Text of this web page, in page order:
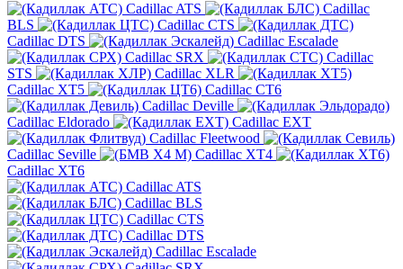
Cadillac ATS
Cadillac
BLS
Cadillac CTS
Cadillac DTS
Cadillac Escalade
Cadillac SRX
Cadillac
STS
Cadillac XLR
Cadillac XT5
Cadillac CT6
Cadillac Deville
Cadillac Eldorado
Cadillac EXT
Cadillac Fleetwood
Cadillac Seville
Cadillac XT4
Cadillac XT6
Cadillac ATS
Cadillac BLS
Cadillac CTS
Cadillac DTS
Cadillac Escalade